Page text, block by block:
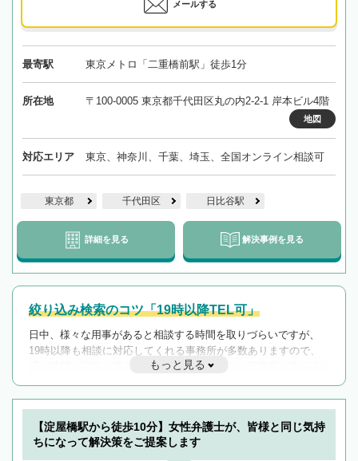
メールする
最寄駅 東京メトロ「二重橋前駅」徒歩1分
所在地 〒100-0005 東京都千代田区丸の内2-2-1 岸本ビル4階
地図
対応エリア 東京、神奈川、千葉、埼玉、全国オンライン相談可
東京都 千代田区 日比谷駅
詳細を見る 解決事例を見る
絞り込み検索のコツ「19時以降TEL可」
日中、様々な用事があると相談する時間を取りづらいですが、
19時以降も相談に対応してくれる事務所が多数ありますので、
遅い時間の相談が増えそうな場合はそのような事務所に絞り込
んで検索してみましょう。
19時以降TEL可の条件
を加えて再検索
もっと見る
【淀屋橋駅から徒歩10分】女性弁護士が、皆様と同じ気持
ちになって解決策をご提案します